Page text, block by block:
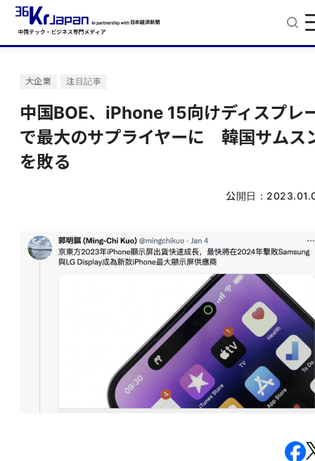
大企業 注目記事
中国BOE、iPhone 15向けディスプレ
で最大のサプライヤーに 韓国サムス
を敗る
公開日：